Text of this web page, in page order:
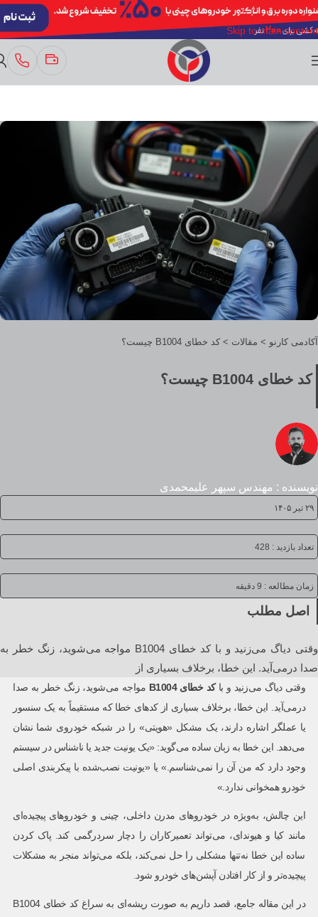
Skip to navigation
Skip to main content
آکادمی کارنو > مقالات > کد خطای B1004 چیست؟
کد خطای B1004 چیست؟
نویسنده : مهندس سپهر علیمحمدی
۲۹ تیر ۱۴۰۵
تعداد بازدید : 428
زمان مطالعه : 9 دقیقه
اصل مطلب
وقتی دیاگ می‌زنید و با کد خطای B1004 مواجه می‌شوید، زنگ خطر به
صدا درمی‌آید. این خطا، برخلاف بسیاری از
وقتی دیاگ می‌زنید و باکد خطای B1004
مواجه می‌شوید، زنگ خطر به صدا
درمی‌آید. این خطا، برخلاف بسیاری از کدهای خطا که مستقیماً به یک سنسور
یا عملگر اشاره دارند، یک مشکل «هویتی» را در شبکه خودروی شما نشان
می‌دهد. این خطا به زبان ساده می‌گوید: «یک یونیت جدید یا ناشناس در سیستم
وجود دارد که من آن را نمی‌شناسم.» یا «یونیت نصب‌شده با پیکربندی اصلی
خودرو همخوانی ندارد.»
این چالش، به‌ویژه در خودروهای مدرن داخلی، چینی و خودروهای پیچیده‌ای
مانند کیا و هیوندای، می‌تواند تعمیرکاران را دچار سردرگمی کند. پاک کردن
ساده این خطا نه‌تنها مشکلی را حل نمی‌کند، بلکه می‌تواند منجر به مشکلات
پیچیده‌تر و از کار افتادن آپشن‌های خودرو شود.
در این مقاله جامع، قصد داریم به صورت ریشه‌ای به سراغ کد خطای B1004